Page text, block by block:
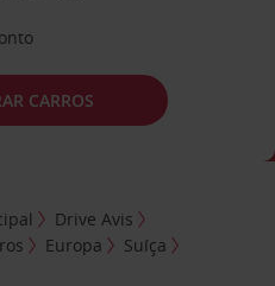
CARROS
Drive Avis
Europa
Suíça